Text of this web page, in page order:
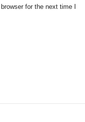
for the next time I